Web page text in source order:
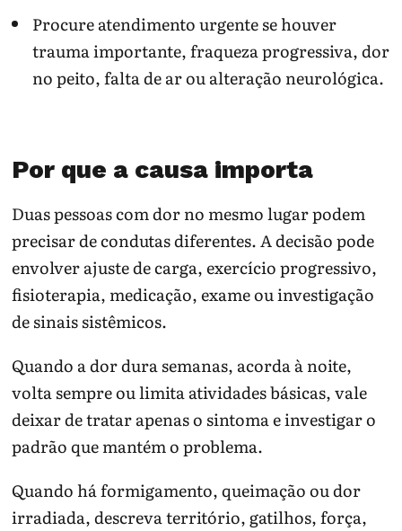
Procure atendimento urgente se houver
trauma importante, fraqueza progressiva, dor
no peito, falta de ar ou alteração neurológica.
Por que a causa importa
Duas pessoas com dor no mesmo lugar podem
precisar de condutas diferentes. A decisão pode
envolver ajuste de carga, exercício progressivo,
fisioterapia, medicação, exame ou investigação
de sinais sistêmicos.
Quando a dor dura semanas, acorda à noite,
volta sempre ou limita atividades básicas, vale
deixar de tratar apenas o sintoma e investigar o
padrão que mantém o problema.
Quando há formigamento, queimação ou dor
irradiada, descreva território, gatilhos, força,